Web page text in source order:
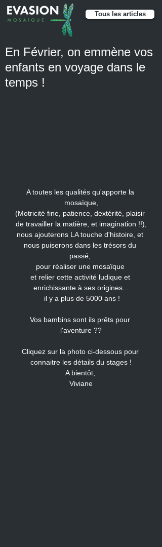
Tous les articles
En Février, on emmène vos
enfants en voyage dans le
temps !
A toutes les qualités qu'apporte la
mosaïque,
(Motricité fine, patience, dextérité, plaisir
de travailler la matière, et imagination !!),
nous ajouterons LA touche d'histoire, et
nous puiserons dans les trésors du
passé,
pour réaliser une mosaïque
et relier cette activité ludique et
enrichissante à ses origines...
il y a plus de 5000 ans !
Vos bambins sont ils prêts pour
l'aventure ??
Cliquez sur la photo ci-dessous pour
connaitre les détails du stages !
A bientôt,
Viviane